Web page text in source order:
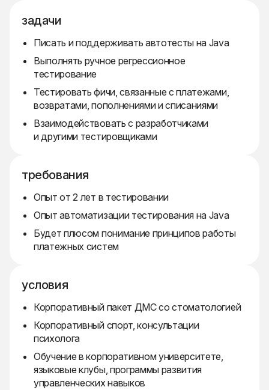
задачи
Писать и поддерживать автотесты на Java
Выполнять ручное регрессионное
тестирование
Тестировать фичи, связанные с платежами,
возвратами, пополнениями и списаниями
Взаимодействовать с разработчиками
и другими тестировщиками
требования
Опыт от 2 лет в тестировании
Опыт автоматизации тестирования на Java
Будет плюсом понимание принципов работы
платежных систем
условия
Корпоративный пакет ДМС со стоматологией
Корпоративный спорт, консультации
психолога
Обучение в корпоративном университете,
языковые клубы, программы развития
управленческих навыков